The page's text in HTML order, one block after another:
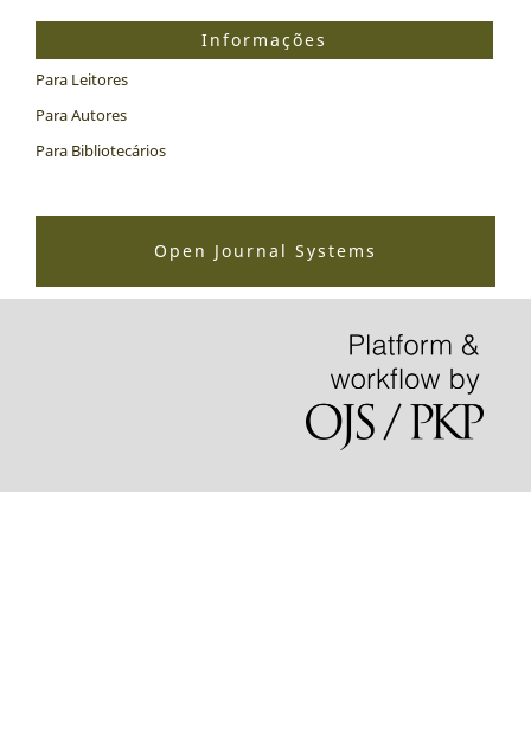
Informações
Para Leitores
Para Autores
Para Bibliotecários
Open Journal Systems